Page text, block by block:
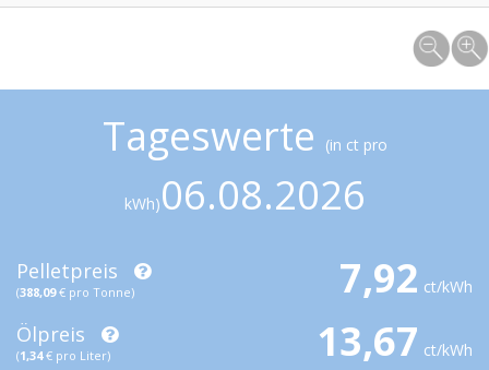
Tageswerte (in ct pro
kWh)06.08.2026
Pelletpreis
(388,09€ pro Tonne) 7,92 ct/kWh
Ölpreis
(1,34€ pro Liter) 13,67 ct/kWh